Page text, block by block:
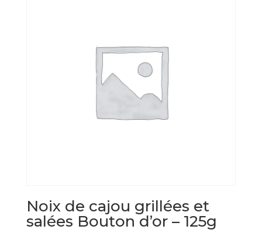
Noix de cajou grillées et
salées Bouton d’or – 125g